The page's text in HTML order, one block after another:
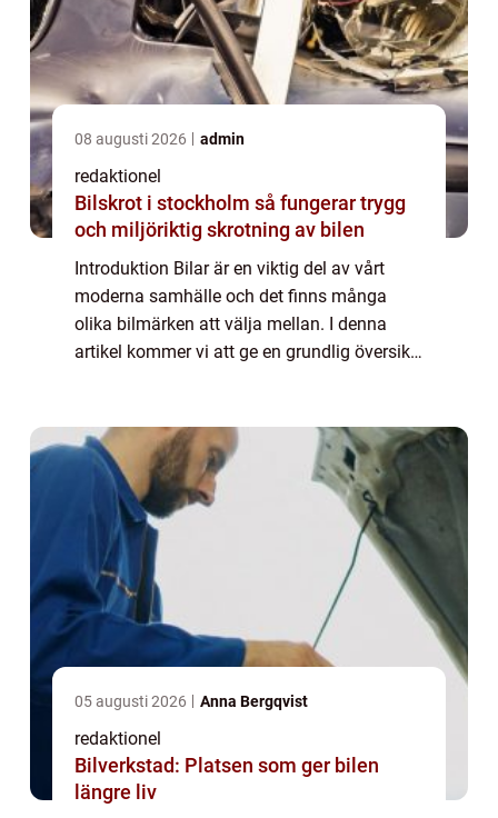
08 augusti 2026 admin
redaktionel
Bilskrot i stockholm så fungerar trygg
och miljöriktig skrotning av bilen
Introduktion Bilar är en viktig del av vårt
moderna samhälle och det finns många
olika bilmärken att välja mellan. I denna
artikel kommer vi att ge en grundlig översikt
05 augusti 2026 Anna Bergqvist
redaktionel
Bilverkstad: Platsen som ger bilen
längre liv